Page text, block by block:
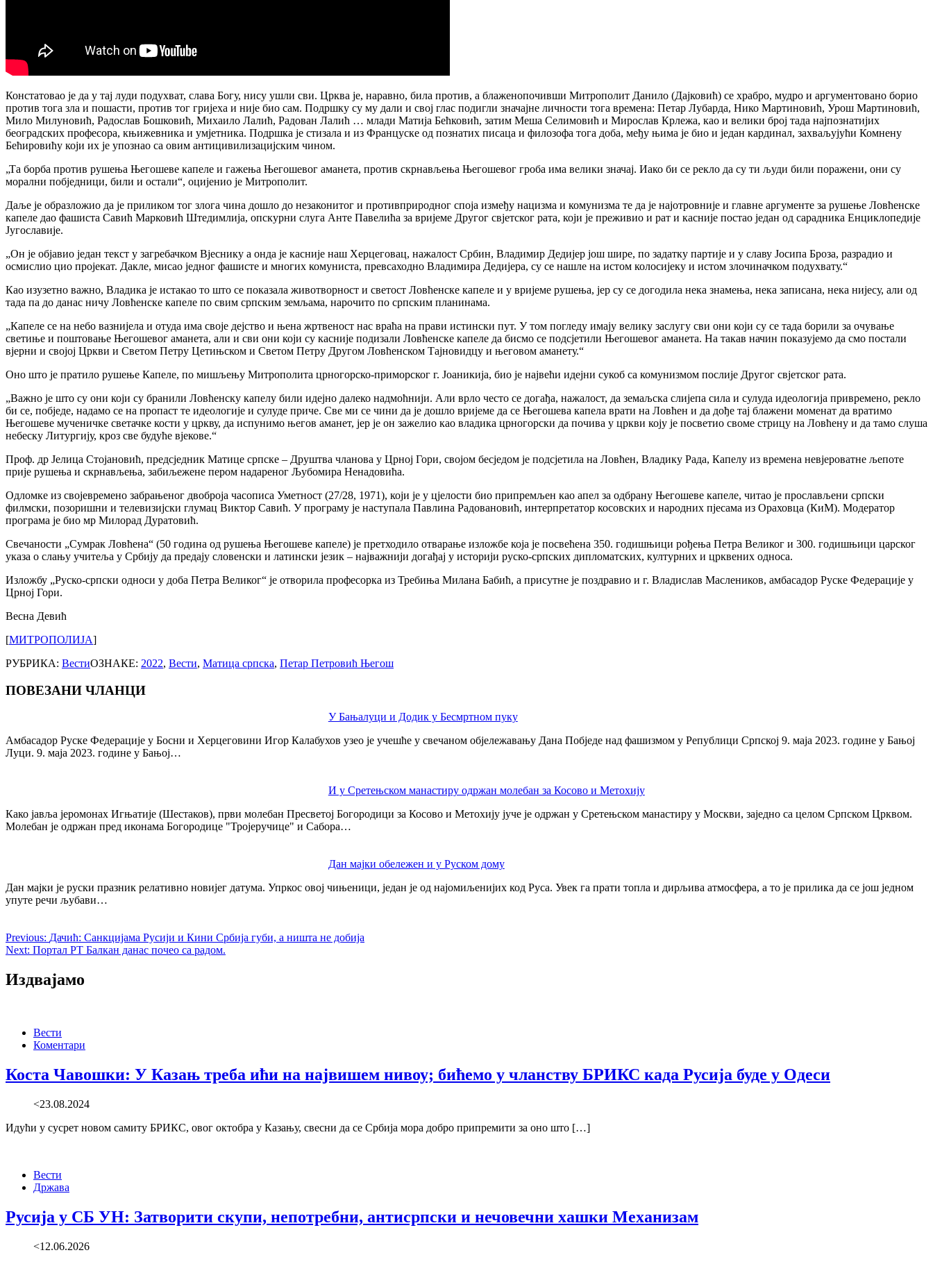
Констатовао је да у тај луди подухват, слава Богу, нису ушли сви. Црква је, наравно, била против, а блаженопочивши Митрополит Данило (Дајковић) се храбро, мудро и аргументовано борио
против тога зла и пошасти, против тог гријеха и није био сам. Подршку су му дали и свој глас подигли значајне личности тога времена: Петар Лубарда, Нико Мартиновић, Урош Мартиновић,
Мило Милуновић, Радослав Бошковић, Михаило Лалић, Радован Лалић … млади Матија Бећковић, затим Меша Селимовић и Мирослав Крлежа, као и велики број тада најпознатијих
београдских професора, књижевника и умјетника. Подршка је стизала и из Француске од познатих писаца и филозофа тога доба, међу њима је био и један кардинал, захваљујући Комнену
Бећировићу који их је упознао са овим антицивилизацијским чином.
„Та борба против рушења Његошеве капеле и гажења Његошевог аманета, против скрнављења Његошевог гроба има велики значај. Иако би се рекло да су ти људи били поражени, они су
морални побједници, били и остали“, оцијенио је Митрополит.
Даље је образложио да је приликом тог злога чина дошло до незаконитог и противприродног споја између нацизма и комунизма те да је најотровније и главне аргументе за рушење Ловћенске
капеле дао фашиста Савић Марковић Штедимлија, опскурни слуга Анте Павелића за вријеме Другог свјетског рата, који је преживио и рат и касније постао један од сарадника Енциклопедије
Југославије.
„Он је објавио један текст у загребачком Вјеснику а онда је касније наш Херцеговац, нажалост Србин, Владимир Дедијер још шире, по задатку партије и у славу Јосипа Броза, разрадио и
осмислио цио пројекат. Дакле, мисао једног фашисте и многих комуниста, превсаходно Владимира Дедијера, су се нашле на истом колосијеку и истом злочиначком подухвату.“
Као изузетно важно, Владика је истакао то што се показала животворност и светост Ловћенске капеле и у вријеме рушења, јер су се догодила нека знамења, нека записана, нека нијесу, али од
тада па до данас ничу Ловћенске капеле по свим српским земљама, нарочито по српским планинама.
„Капеле се на небо вазнијела и отуда има своје дејство и њена жртвеност нас враћа на прави истински пут. У том погледу имају велику заслугу сви они који су се тада борили за очување
светиње и поштовање Његошевог аманета, али и сви они који су касније подизали Ловћенске капеле да бисмо се подсјетили Његошевог аманета. На такав начин показујемо да смо постали
вјерни и својој Цркви и Светом Петру Цетињском и Светом Петру Другом Ловћенском Тајновидцу и његовом аманету.“
Оно што је пратило рушење Капеле, по мишљењу Митрополита црногорско-приморског г. Јоаникија, био је највећи идејни сукоб са комунизмом послије Другог свјетског рата.
„Важно је што су они који су бранили Ловћенску капелу били идејно далеко надмоћнији. Али врло често се догађа, нажалост, да земаљска слијепа сила и сулуда идеологија привремено, рекло
би се, побједе, надамо се на пропаст те идеологије и сулуде приче. Све ми се чини да је дошло вријеме да се Његошева капела врати на Ловћен и да дође тај блажени моменат да вратимо
Његошеве мученичке светачке кости у цркву, да испунимо његов аманет, јер је он зажелио као владика црногорски да почива у цркви коју је посветио своме стрицу на Ловћену и да тамо слуша
небеску Литургију, кроз све будуће вјекове.“
Проф. др Јелица Стојановић, предсједник Матице српске – Друштва чланова у Црној Гори, својом бесједом је подсјетила на Ловћен, Владику Рада, Капелу из времена невјероватне љепоте
прије рушења и скрнављења, забиљежене пером надареног Љубомира Ненадовића.
Одломке из својевремено забрањеног двоброја часописа Уметност (27/28, 1971), који је у цјелости био припремљен као апел за одбрану Његошеве капеле, читао је прослављени српски
филмски, позоришни и телевизијски глумац Виктор Савић. У програму је наступала Павлина Радовановић, интерпретатор косовских и народних пјесама из Ораховца (КиМ). Модератор
програма је био мр Милорад Дуратовић.
Свечаности „Сумрак Ловћена“ (50 година од рушења Његошеве капеле) је претходило отварање изложбе која је посвећена 350. годишњици рођења Петра Великог и 300. годишњици царског
указа о слању учитеља у Србију да предају словенски и латински језик – најважнији догађај у историји руско-српских дипломатских, културних и црквених односа.
Изложбу „Руско-српски односи у доба Петра Великог“ је отворила професорка из Требиња Миланa Бабић, а присутне је поздравио и г. Владислав Маслеников, амбасадор Руске Федерације у
Црној Гори.
Весна Девић
[МИТРОПОЛИЈА]
РУБРИКА: ВестиОЗНАКЕ: 2022, Вести, Матица српска, Петар Петровић Његош
ПОВЕЗАНИ ЧЛАНЦИ
У Бањалуци и Додик у Бесмртном пуку
Амбасадор Руске Федерације у Босни и Херцеговини Игор Калабухов узео је учешће у свечаном објележавању Дана Побједе над фашизмом у Републици Српској 9. маја 2023. године у Бањој
Луци. 9. маја 2023. године у Бањој…
И у Сретењском манастиру одржан молебан за Косово и Метохију
Како јавља јеромонах Игњатије (Шестаков), први молебан Пресветој Богородици за Косово и Метохију јуче је одржан у Сретењском манастиру у Москви, заједно са целом Српском Црквом.
Молебан је одржан пред иконама Богородице "Тројеручице" и Сабора…
Дан мајки обележен и у Руском дому
Дан мајки је руски празник релативно новијег датума. Упркос овој чињеници, један је од најомиљенијих код Руса. Увек га прати топла и дирљива атмосфера, а то је прилика да се још једном
упуте речи љубави…
navigation
Previous: Дачић: Санкцијама Русији и Кини Србија губи, а ништа не добија
Next: Портал РТ Балкан данас почео са радом.
Издвајамо
Вести
Коментари
Коста Чавошки: У Казањ треба ићи на највишем нивоу; бићемо у чланству БРИКС када Русија буде у Одеси
<23.08.2024
Идући у сусрет новом самиту БРИКС, овог октобра у Казању, свесни да се Србија мора добро припремити за оно што […]
Вести
Држава
Русија у СБ УН: Затворити скупи, непотребни, антисрпски и нечовечни хашки Механизам
<12.06.2026